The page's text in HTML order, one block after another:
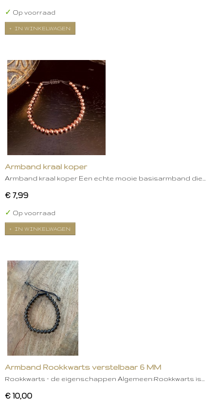
✓ Op voorraad
IN WINKELWAGEN
Armband kraal koper
Armband kraal koper Een echte mooie basisarmband die…
€ 7,99
✓ Op voorraad
IN WINKELWAGEN
Armband Rookkwarts verstelbaar 6 MM
Rookkwarts – de eigenschappen Algemeen:Rookkwarts is…
€ 10,00